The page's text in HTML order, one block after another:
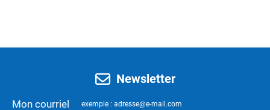
Newsletter
Mon courriel